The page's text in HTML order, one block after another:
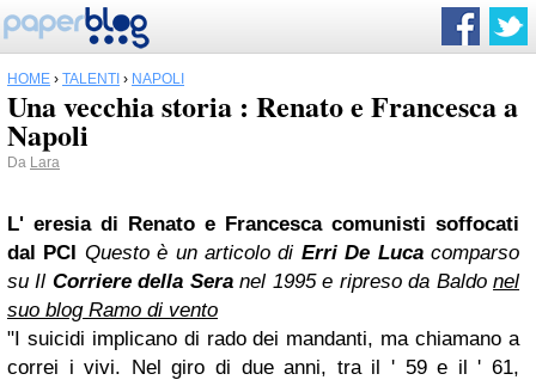
HOME › TALENTI › NAPOLI
Una vecchia storia : Renato e Francesca a
Napoli
Da Lara
L' eresia di Renato e Francesca comunisti soffocati
dal PCI Questo è un articolo di Erri De Lucacomparso
su Il Corriere della Seranel 1995 e ripreso da Baldonel
suo blog Ramo di vento
"I suicidi implicano di rado dei mandanti, ma chiamano a
correi i vivi. Nel giro di due anni, tra il ' 59 e il ' 61,